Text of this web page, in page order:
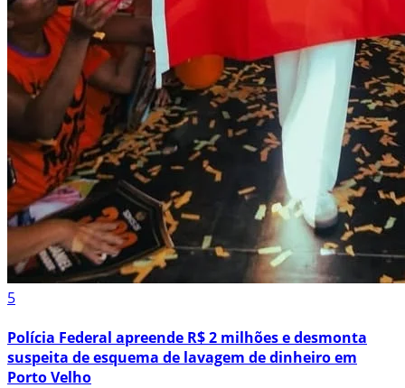
5
Polícia Federal apreende R$ 2 milhões e desmonta
suspeita de esquema de lavagem de dinheiro em
Porto Velho